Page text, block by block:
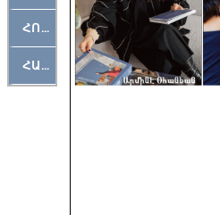
ՀՈԳԵՄՏԱՒՈՐ
ՀԱՐԹԱԿ